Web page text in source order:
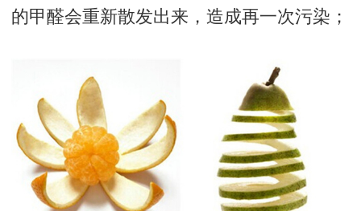
的甲醛会重新散发出来，造成再一次污染；